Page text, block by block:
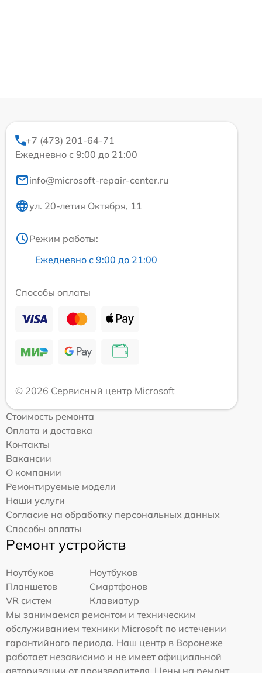
+7 (473) 201-64-71
Ежедневно с 9:00 до 21:00
info@microsoft-repair-center.ru
ул. 20-летия Октября, 11
Режим работы:
Ежедневно с 9:00 до 21:00
Способы оплаты
© 2026 Сервисный центр Microsoft
Стоимость ремонта
Оплата и доставка
Контакты
Вакансии
О компании
Ремонтируемые модели
Наши услуги
Согласие на обработку персональных данных
Способы оплаты
Ремонт устройств
Ноутбуков
Ноутбуков
Планшетов
Смартфонов
VR систем
Клавиатур
Мы занимаемся ремонтом и техническим
обслуживанием техники Microsoft по истечении
гарантийного периода. Наш центр в Воронеже
работает независимо и не имеет официальной
авторизации от производителя. Цены на ремонт,